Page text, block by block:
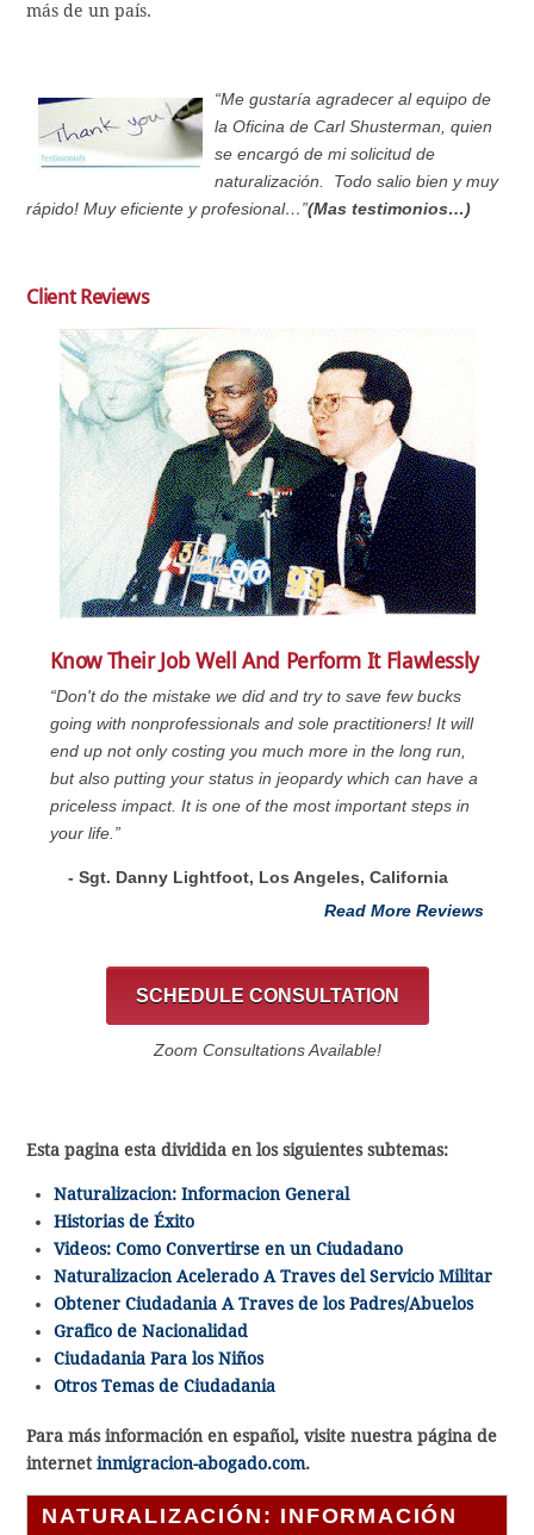
más de un país.
“Me gustaría agradecer al equipo de
la Oficina de Carl Shusterman, quien
se encargó de mi solicitud de
naturalización. Todo salio bien y muy
rápido! Muy eficiente y profesional…”(Mas testimonios…)
Client Reviews
Know Their Job Well And Perform It Flawlessly
“Don't do the mistake we did and try to save few bucks
going with nonprofessionals and sole practitioners! It will
end up not only costing you much more in the long run,
but also putting your status in jeopardy which can have a
priceless impact. It is one of the most important steps in
your life.”
- Sgt. Danny Lightfoot, Los Angeles, California
Read More Reviews
SCHEDULE CONSULTATION
Zoom Consultations Available!
Esta pagina esta dividida en los siguientes subtemas:
Naturalizacion: Informacion General
Historias de Éxito
Videos: Como Convertirse en un Ciudadano
Naturalizacion Acelerado A Traves del Servicio Militar
Obtener Ciudadania A Traves de los Padres/Abuelos
Grafico de Nacionalidad
Ciudadania Para los Niños
Otros Temas de Ciudadania
Para más información en español, visite nuestra página de
internetinmigracion-abogado.com.
NATURALIZACIÓN: INFORMACIÓN